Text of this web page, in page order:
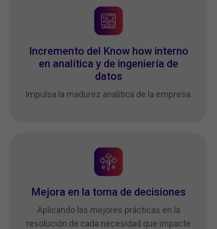
Incremento del Know how interno
en analítica y de ingeniería de
datos
Impulsa la madurez analítica de la empresa.
Mejora en la toma de decisiones
Aplicando las mejores prácticas en la
resolución de cada necesidad que impacte